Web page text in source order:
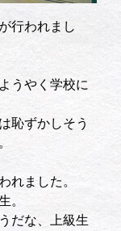
行われまし
うやく学校に
恥ずかしそう
れました。
。
だな、上級生